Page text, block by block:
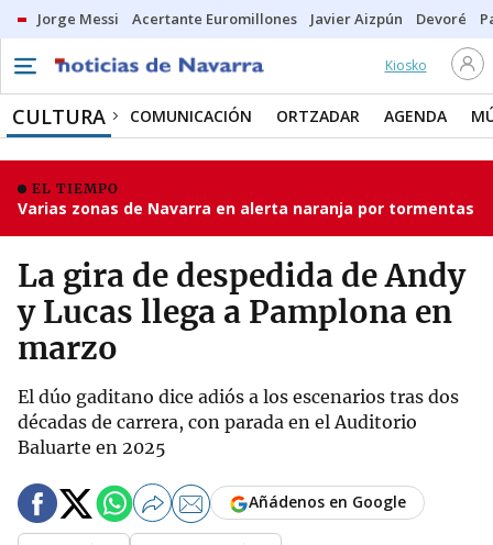
Jorge Messi Acertante Euromillones Javier Aizpún Devoré
Kiosko
CULTURA COMUNICACIÓN ORTZADAR AGENDA
EL TIEMPO
Varias zonas de Navarra en alerta naranja por tormentas
La gira de despedida de Andy
y Lucas llega a Pamplona en
marzo
El dúo gaditano dice adiós a los escenarios tras dos
décadas de carrera, con parada en el Auditorio
Baluarte en 2025
Añádenos en Google